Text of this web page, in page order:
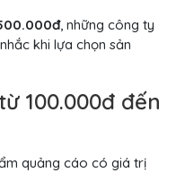
, những công ty
khi lựa chọn sản
100.000đ đến
quảng cáo có giá trị